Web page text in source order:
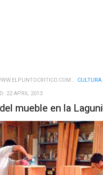
CULTURA
22 APRIL 2013
mueble en la